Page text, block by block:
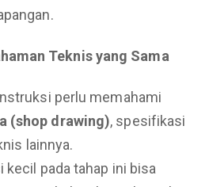
Teknis yang Sama
perlu memahami
(shop drawing), spesifikasi
lainnya.
kecil pada tahap ini bisa